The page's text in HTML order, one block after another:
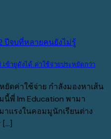
เข้ายูดังได้ ค่าใช้จ่ายประหยัดกว่า
ยัดค่าใช้จ่าย กำลังมองหาเส้น
นี้พี่ Im Education พามา
แรงในคอมมูนักเรียนต่าง